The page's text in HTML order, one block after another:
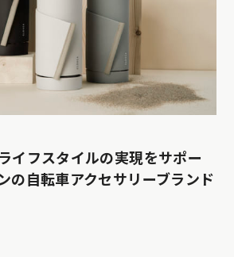
イフスタイルの実現をサポー
の自転車アクセサリーブランド